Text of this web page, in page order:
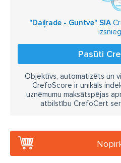
"Daiļrade - Guntve" SIA
Pasūti
Objektīvs, automatizēts un
CrefoScore ir unikāls
uzņēmumu maksātspējas
atbilstību CrefoCert